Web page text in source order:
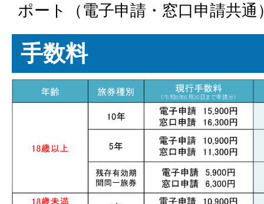
ポート（電子申請・窓口申請共通
手数料